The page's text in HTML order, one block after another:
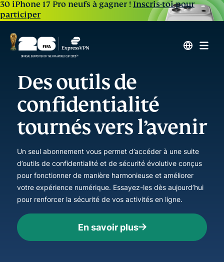
30 iPhone 17 Pro neufs à gagner ! Inscris-toi pour
participer
Des outils de
confidentialité
tournés vers l’avenir
Un seul abonnement vous permet d’accéder à une suite
d’outils de confidentialité et de sécurité évolutive conçus
pour fonctionner de manière harmonieuse et améliorer
votre expérience numérique. Essayez-les dès aujourd’hui
pour renforcer la sécurité de vos activités en ligne.
En savoir plus